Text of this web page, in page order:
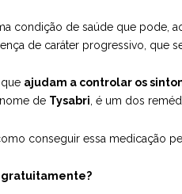
condição de saúde que pode,
de caráter progressivo, que
ajudam a controlar os
de Tysabri , é um dos
conseguir essa medicação
gratuitamente?